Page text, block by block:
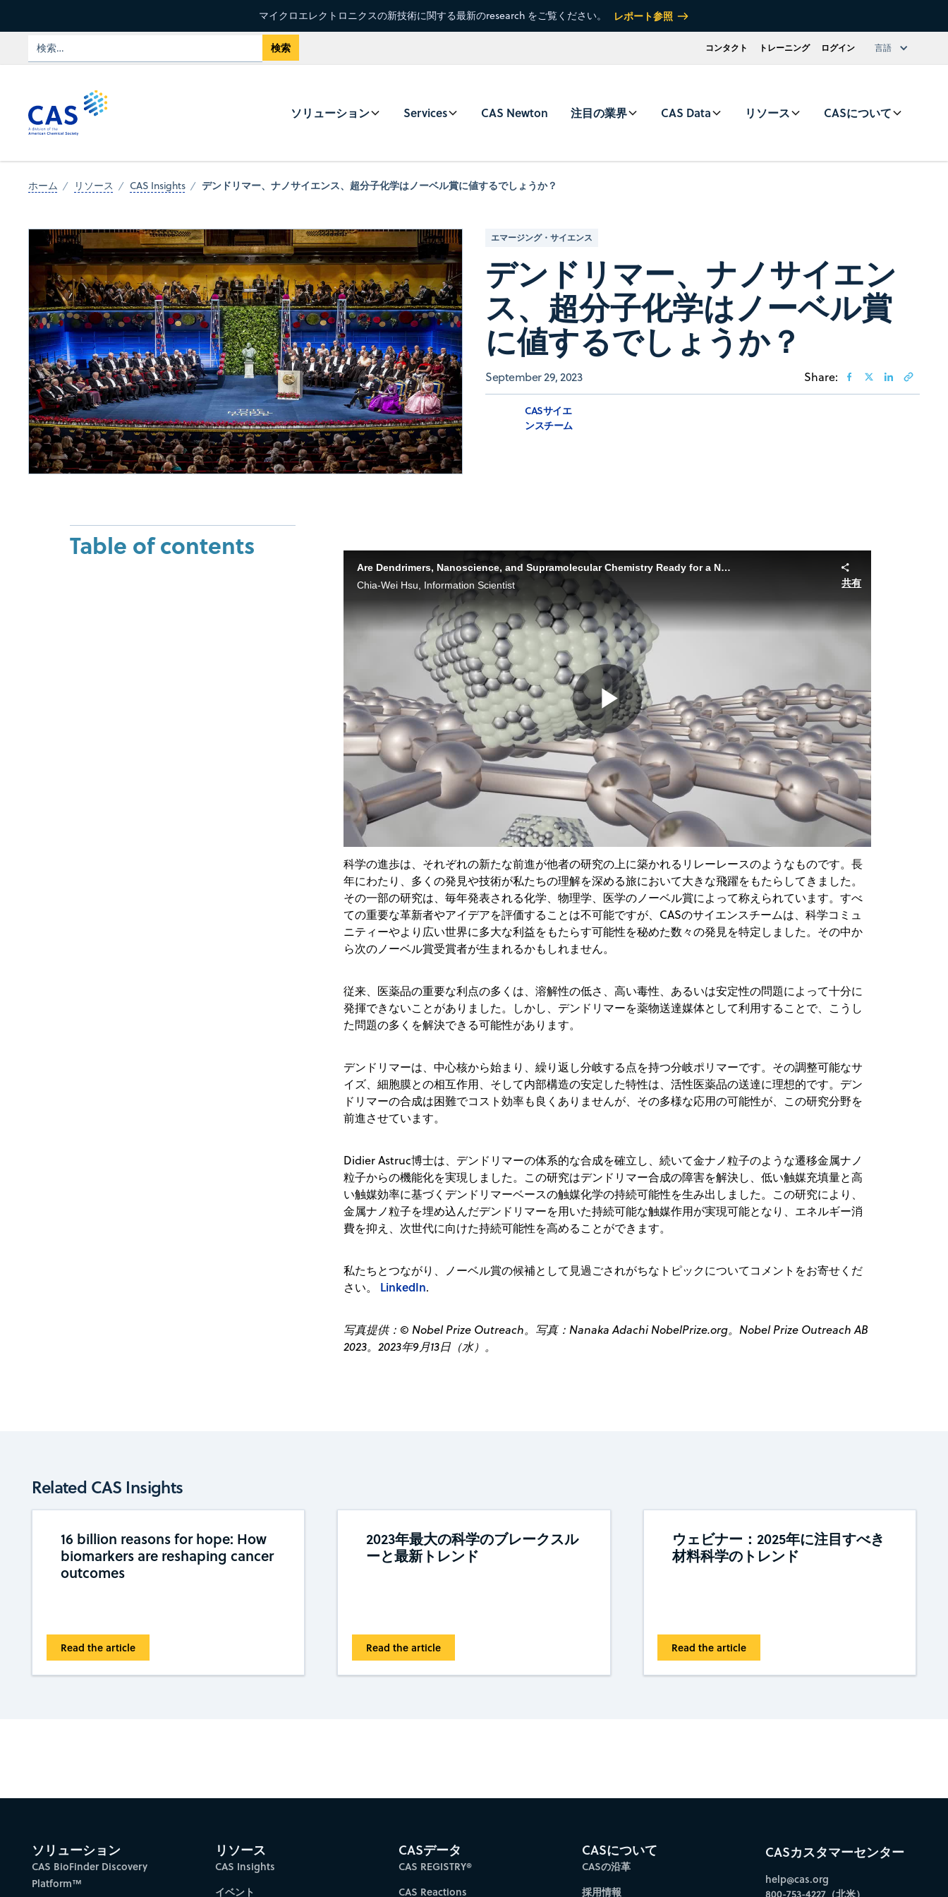
マイクロエレクトロニクスの新技術に関する最新のresearch をご覧ください。 レポート参照
コンタクト トレーニング ログイン 言語
ソリューション Services CAS Newton 注目の業界 CAS Data リソース CASについて
ホーム リソース CAS Insights デンドリマー、ナノサイエンス、超分子化学はノーベル賞に値するでしょうか？
エマージング・サイエンス
デンドリマー、ナノサイエン
ス、超分子化学はノーベル賞
に値するでしょうか？
September 29, 2023 Share:
CASサイエ
ンスチーム
Table of contents
Are Dendrimers, Nanoscience, and Supramolecular Chemistry Ready for a Nobel?
Chia-Wei Hsu, Information Scientist
共有
Play
Video
科学の進歩は、それぞれの新たな前進が他者の研究の上に築かれるリレーレースのようなものです。長
年にわたり、多くの発見や技術が私たちの理解を深める旅において大きな飛躍をもたらしてきました。
その一部の研究は、毎年発表される化学、物理学、医学のノーベル賞によって称えられています。すべ
ての重要な革新者やアイデアを評価することは不可能ですが、CASのサイエンスチームは、科学コミュ
ニティーやより広い世界に多大な利益をもたらす可能性を秘めた数々の発見を特定しました。その中か
ら次のノーベル賞受賞者が生まれるかもしれません。
従来、医薬品の重要な利点の多くは、溶解性の低さ、高い毒性、あるいは安定性の問題によって十分に
発揮できないことがありました。しかし、デンドリマーを薬物送達媒体として利用することで、こうし
た問題の多くを解決できる可能性があります。
デンドリマーは、中心核から始まり、繰り返し分岐する点を持つ分岐ポリマーです。その調整可能なサ
イズ、細胞膜との相互作用、そして内部構造の安定した特性は、活性医薬品の送達に理想的です。デン
ドリマーの合成は困難でコスト効率も良くありませんが、その多様な応用の可能性が、この研究分野を
前進させています。
Didier Astruc博士は、デンドリマーの体系的な合成を確立し、続いて金ナノ粒子のような遷移金属ナノ
粒子からの機能化を実現しました。この研究はデンドリマー合成の障害を解決し、低い触媒充填量と高
い触媒効率に基づくデンドリマーベースの触媒化学の持続可能性を生み出しました。この研究により、
金属ナノ粒子を埋め込んだデンドリマーを用いた持続可能な触媒作用が実現可能となり、エネルギー消
費を抑え、次世代に向けた持続可能性を高めることができます。
私たちとつながり、ノーベル賞の候補として見過ごされがちなトピックについてコメントをお寄せくだ
さい。 LinkedIn.
写真提供：© Nobel Prize Outreach。写真：Nanaka Adachi NobelPrize.org。Nobel Prize Outreach AB
2023。2023年9月13日（水）。
Related CAS Insights
16 billion reasons for hope: How
biomarkers are reshaping cancer
outcomes
Read the article
2023年最大の科学のブレークスル
ーと最新トレンド
Read the article
ウェビナー：2025年に注目すべき
材料科学のトレンド
Read the article
ソリューション
CAS BioFinder Discovery
Platform™
リソース
CAS Insights
イベント
CASデータ
CAS REGISTRY®
CAS Reactions
CASについて
CASの沿革
採用情報
CASカスタマーセンター
help@cas.org
800-753-4227（北米）